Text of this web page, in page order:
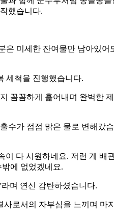
했습니다.
은 미세한 잔여물만 남아있어
세척을 진행했습니다.
꼼꼼하게 훑어내며 완벽한
수가 점점 맑은 물로 변해갔
이 다 시원하네요. 저런 게 배
에 없었겠네요.
며 연신 감탄하셨습니다.
로서의 자부심을 느끼며 마